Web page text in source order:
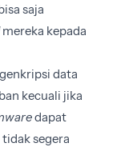
saja
mereka kepada
data
kecuali jika
dapat
segera